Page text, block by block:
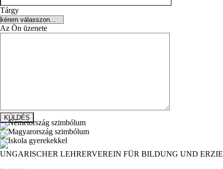
Tárgy
Az Ön üzenete
UNGARISCHER LEHRERVEREIN FÜR BILDUNG UND